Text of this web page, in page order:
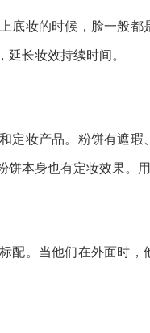
底妆的时候，脸一般
长妆效持续时间。
定妆产品。粉饼有遮
本身也有定妆效果。
配。当他们在外面时